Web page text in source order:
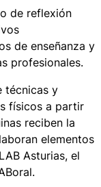
de reflexión
de enseñanza y
profesionales.
técnicas y
físicos a partir
reciben la
elementos
Asturias, el